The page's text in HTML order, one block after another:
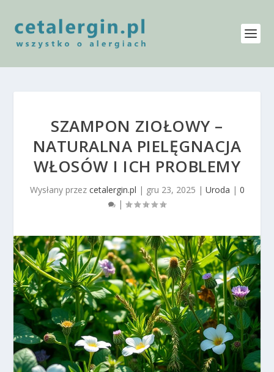
SZAMPON ZIOŁOWY –
NATURALNA PIELĘGNACJA
WŁOSÓW I ICH PROBLEMY
Wysłany przez cetalergin.pl | gru 23, 2025 | Uroda | 0
|